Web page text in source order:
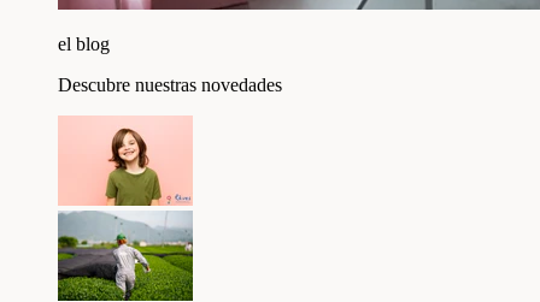
el blog
Descubre nuestras novedades